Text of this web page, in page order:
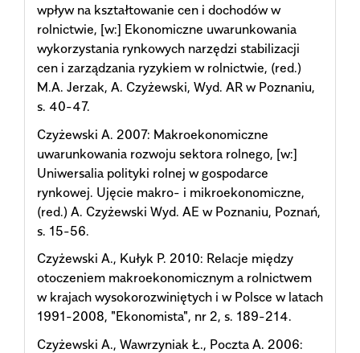
wpływ na kształtowanie cen i dochodów w
rolnictwie, [w:] Ekonomiczne uwarunkowania
wykorzystania rynkowych narzędzi stabilizacji
cen i zarządzania ryzykiem w rolnictwie, (red.)
M.A. Jerzak, A. Czyżewski, Wyd. AR w Poznaniu,
s. 40-47.
Czyżewski A. 2007: Makroekonomiczne
uwarunkowania rozwoju sektora rolnego, [w:]
Uniwersalia polityki rolnej w gospodarce
rynkowej. Ujęcie makro- i mikroekonomiczne,
(red.) A. Czyżewski Wyd. AE w Poznaniu, Poznań,
s. 15-56.
Czyżewski A., Kułyk P. 2010: Relacje między
otoczeniem makroekonomicznym a rolnictwem
w krajach wysokorozwiniętych i w Polsce w latach
1991-2008, "Ekonomista", nr 2, s. 189-214.
Czyżewski A., Wawrzyniak Ł., Poczta A. 2006: